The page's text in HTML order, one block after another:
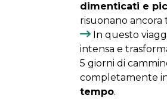
dimenticati e
risuonano ancora
In questo
intensa e
5 giorni di
completamente
tempo.